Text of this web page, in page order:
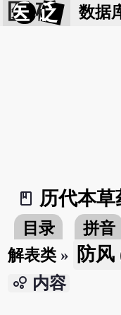
医 砭 数据
book_2
历代本
目录 拼音
解表类 » 防风
bubble_chart 内容